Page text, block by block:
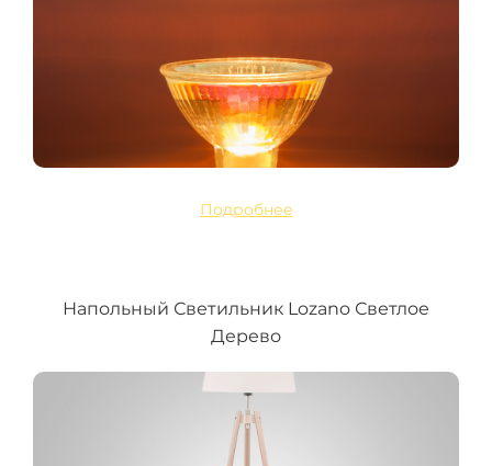
Подробнее
Напольный Светильник Lozano Светлое
Дерево